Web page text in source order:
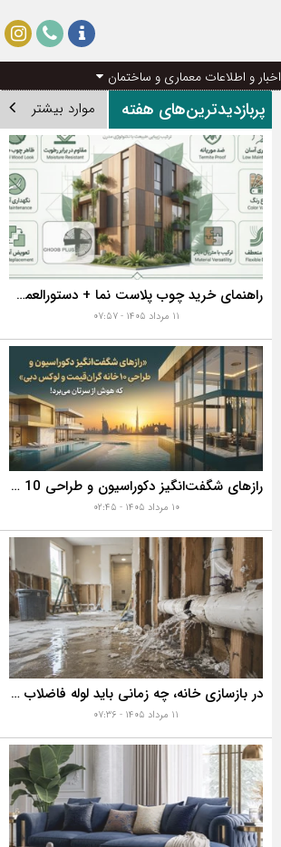
اخبار و اطلاعات معماری و ساختمان
پربازدیدترین‌های هفته موارد بیشتر
راهنمای خرید چوب پلاست نما + دستورالعمل نصب اصولی
۱۱ مرداد ۱۴۰۵ - ۰۷:۵۷
رازهای شگفت‌انگیز دکوراسیون و طراحی 10 خانه گران‌قیمت و لوکس دبی که هوش از سرتان می‌برد!
۱۰ مرداد ۱۴۰۵ - ۰۲:۴۵
در بازسازی خانه، چه زمانی باید لوله فاضلاب را تعویض کنیم؟ ۷ نشانه‌ای که نباید نادیده بگیرید
۱۱ مرداد ۱۴۰۵ - ۰۷:۳۶